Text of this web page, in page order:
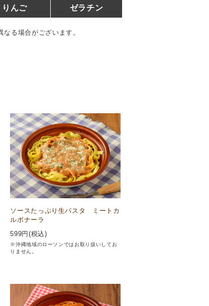
りんご ゼラチン
る場合がございます。
ソースたっぷり生パスタ ミートカ
ルボナーラ
599円(税込)
※沖縄地域のローソンではお取り扱いしてお
りません。